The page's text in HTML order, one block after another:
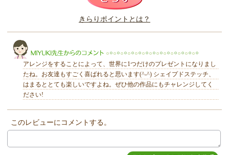
このレビューは参考になりましたか？
きらりポイントとは？
アレンジをすることによって、世界に1つだけのプレゼントになりまし
たね。お友達もすごく喜ばれると思います(^-^) シェイプドステッチ、
はまるととても楽しいですよね。ぜひ他の作品にもチャレンジしてく
ださい!
このレビューにコメントする。